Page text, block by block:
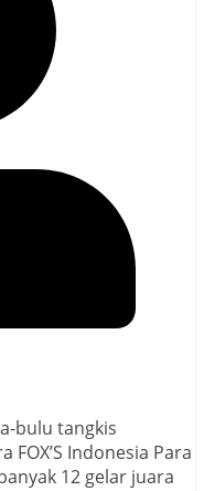
bulu tangkis
Indonesia Para
12 gelar juara